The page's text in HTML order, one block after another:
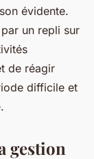
évidente.
un repli sur
de réagir
difficile et
gestion